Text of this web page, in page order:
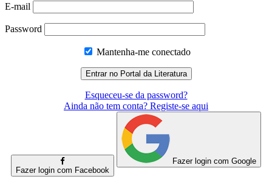
E-mail
Password
Mantenha-me conectado
Esqueceu-se da password?
Ainda não tem conta? Registe-se aqui
Fazer login com Facebook
Fazer login com Google